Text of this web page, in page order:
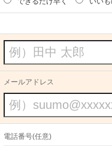
メールアドレス
電話番号(任意)